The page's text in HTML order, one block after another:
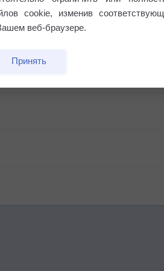
cookie, изменив
веб-браузере.
Принять